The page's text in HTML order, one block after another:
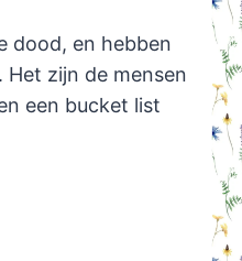
dood, en hebben
zijn de mensen
een bucket list